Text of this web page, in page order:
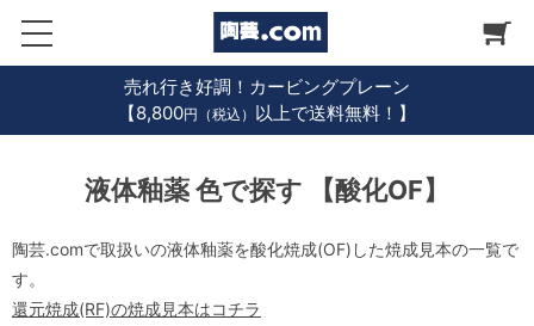
売れ行き好調！カービングプレーン
【8,800円（税込） 以上で送料無料！】
液体釉薬 色で探す 【酸化OF】
陶芸.comで取扱いの液体釉薬を酸化焼成(OF)した焼成見本の一覧で
す。
還元焼成(RF)の焼成見本はコチラ